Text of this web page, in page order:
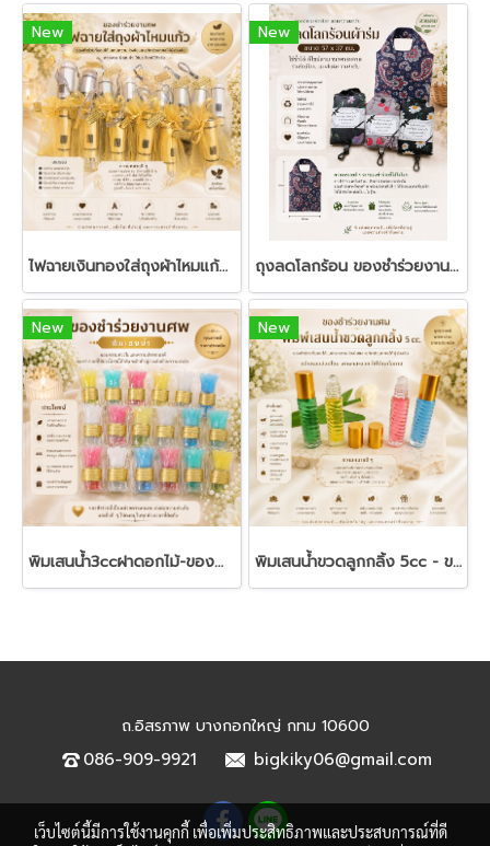
New
ไฟฉายเงินทองใส่ถุงผ้าไหมแก้ว - ของชำร่วยงานฌาปนกิจ
New
ถุงลดโลกร้อน ของชำร่วยงานศพ | ถุงผ้าพับได้ ของชำร่วยใช้งานได้จริง
New
พิมเสนน้ำ3ccฝาดอกไม้-ของชำร่วยงานศพ
New
พิมเสนน้ำขวดลูกกลิ้ง 5cc - ของชำร่วยงานศพ
ถ.อิสรภาพ บางกอกใหญ่ กทม 10600
086-909-9921 bigkiky06@gmail.com
เว็บไซต์นี้มีการใช้งานคุกกี้ เพื่อเพิ่มประสิทธิภาพและประสบการณ์ที่ดี